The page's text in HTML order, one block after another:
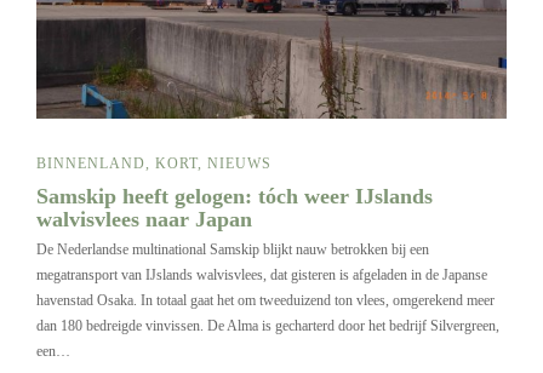
BINNENLAND, KORT, NIEUWS
Samskip heeft gelogen: tóch weer IJslands
walvisvlees naar Japan
De Nederlandse multinational Samskip blijkt nauw betrokken bij een
megatransport van IJslands walvisvlees, dat gisteren is afgeladen in de Japanse
havenstad Osaka. In totaal gaat het om tweeduizend ton vlees, omgerekend meer
dan 180 bedreigde vinvissen. De Alma is gecharterd door het bedrijf Silvergreen,
een…